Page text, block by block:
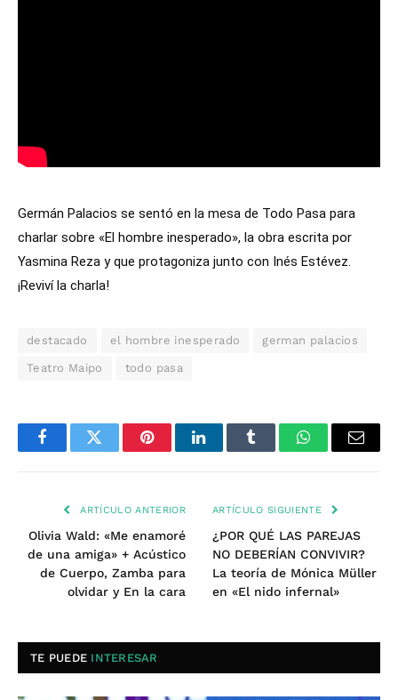
Germán Palacios se sentó en la mesa de Todo Pasa para
charlar sobre «El hombre inesperado», la obra escrita por
Yasmina Reza y que protagoniza junto con Inés Estévez.
¡Reviví la charla!
destacado el hombre inesperado german palacios
Teatro Maipo todo pasa
FacebookTwitter PinterestLinkedInTumblr WhatsAppEmail
ARTÍCULO ANTERIOR
Olivia Wald: «Me enamoré
de una amiga» + Acústico
de Cuerpo, Zamba para
olvidar y En la cara
ARTÍCULO SIGUIENTE
¿POR QUÉ LAS PAREJAS
NO DEBERÍAN CONVIVIR?
La teoría de Mónica Müller
en «El nido infernal»
TE PUEDE INTERESAR